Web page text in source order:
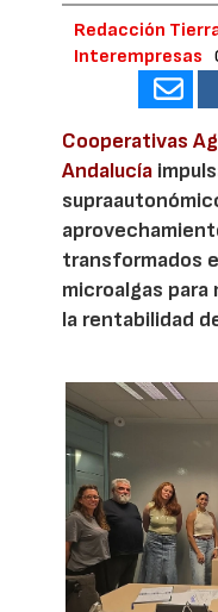
Redacción
Interempresas
Cooperativas
Andalucía
transformados
microalgas para
la rentabilidad